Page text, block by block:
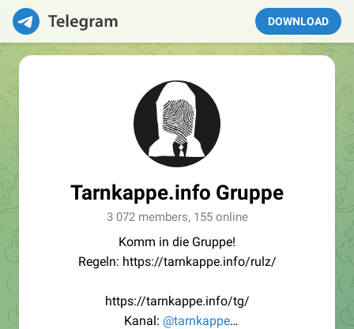
DOWNLOAD
Tarnkappe.info Gruppe
3 072 members, 155 online
Komm in die Gruppe!
Regeln: https://tarnkappe.info/rulz/
https://tarnkappe.info/tg/
Kanal: @tarnkappe